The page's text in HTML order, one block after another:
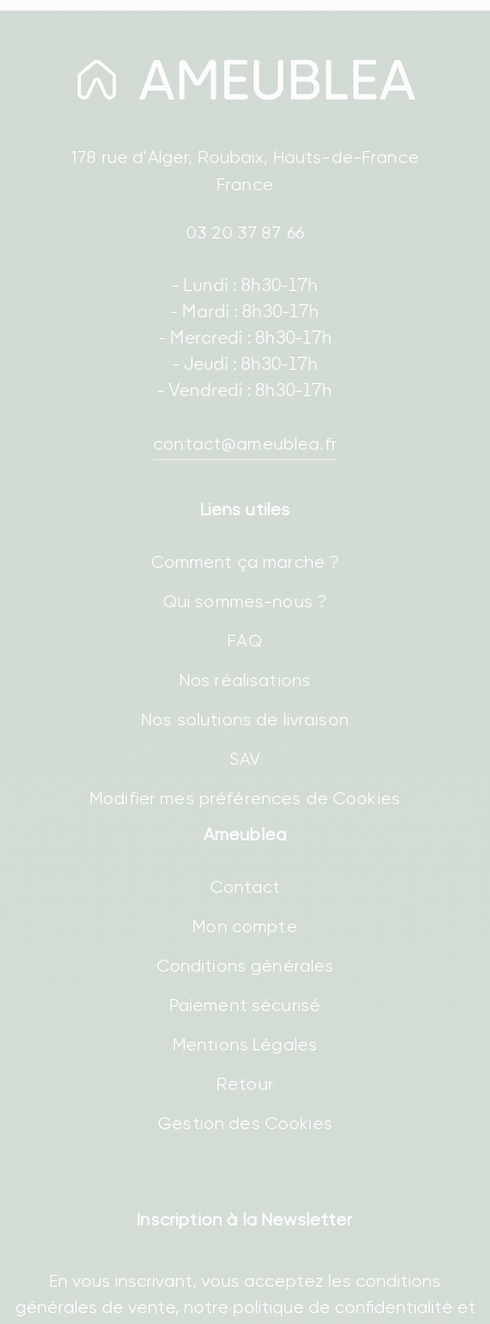
178 rue d'Alger, Roubaix, Hauts-de-France
France
03 20 37 87 66
- Lundi : 8h30-17h
- Mardi : 8h30-17h
- Mercredi : 8h30-17h
- Jeudi : 8h30-17h
- Vendredi : 8h30-17h
contact@ameublea.fr
Liens utiles
Comment ça marche ?
Qui sommes-nous ?
FAQ
Nos réalisations
Nos solutions de livraison
SAV
Modifier mes préférences de Cookies
Ameublea
Contact
Mon compte
Conditions générales
Paiement sécurisé
Mentions Légales
Retour
Gestion des Cookies
Inscription à la Newsletter
En vous inscrivant, vous acceptez les conditions
générales de vente, notre politique de confidentialité et